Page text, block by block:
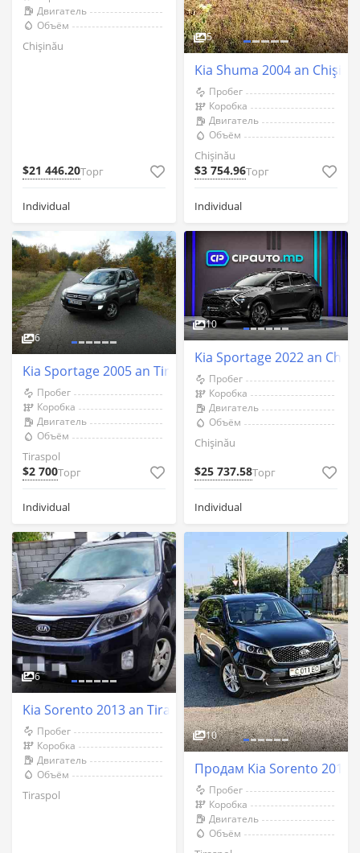
Двигатель
Объём
Chişinău
$21 446.20Торг
Individual
5
Kia Shuma 2004 an
Пробег
Коробка
Двигатель
Объём
Chişinău
$3 754.96Торг
Individual
6
Kia Sportage 2005 an Tiraspol
Пробег
Коробка
Двигатель
Объём
Tiraspol
$2 700Торг
Individual
10
Kia Sportage 2022 an
Пробег
Коробка
Двигатель
Объём
Chişinău
$25 737.58Торг
Individual
6
Kia Sorento 2013 an Tiraspol
Пробег
Коробка
Двигатель
Объём
Tiraspol
10
Продам Kia Sorento
Пробег
Коробка
Двигатель
Объём